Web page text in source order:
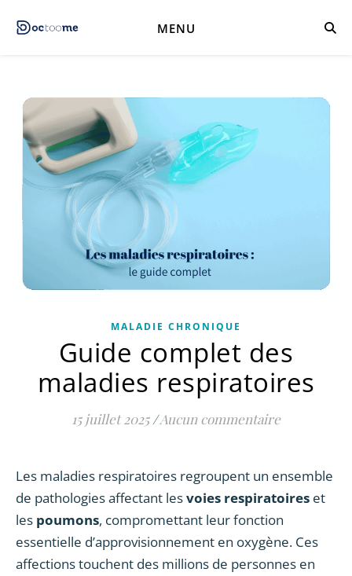
MENU
MALADIE CHRONIQUE
Guide complet des
maladies respiratoires
15 juillet 2025 /Aucun commentaire
Les maladies respiratoires regroupent un ensemble
de pathologies affectant lesvoies respiratoires et
les poumons, compromettant leur fonction
essentielle d’approvisionnement en oxygène. Ces
affections touchent des millions de personnes en